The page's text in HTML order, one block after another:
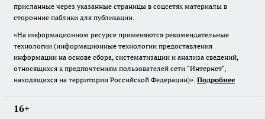
присланные через указанные страницы в соцсетях материалы в
сторонние паблики для публикации.
«На информационном ресурсе применяются рекомендательные
технологии (информационные технологии предоставления
информации на основе сбора, систематизации и анализа сведений,
относящихся к предпочтениям пользователей сети "Интернет",
находящихся на территории Российской Федерации)». Подробнее
16+